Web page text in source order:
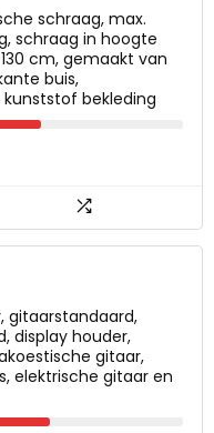
schraag, max.
schraag in hoogte
cm, gemaakt van
buis,
bekleding
gitaarstandaard,
display houder,
gitaar,
elektrische gitaar en